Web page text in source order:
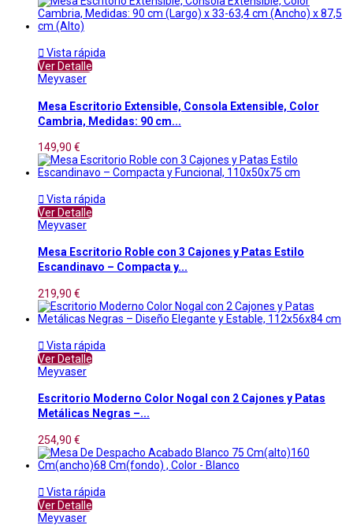
 Vista rápida
Ver Detalle
Meyvaser
Mesa Escritorio Extensible, Consola Extensible, Color
Cambria, Medidas: 90 cm...
149,90 €
 Vista rápida
Ver Detalle
Meyvaser
Mesa Escritorio Roble con 3 Cajones y Patas Estilo
Escandinavo – Compacta y...
219,90 €
 Vista rápida
Ver Detalle
Meyvaser
Escritorio Moderno Color Nogal con 2 Cajones y Patas
Metálicas Negras –...
254,90 €
 Vista rápida
Ver Detalle
Meyvaser